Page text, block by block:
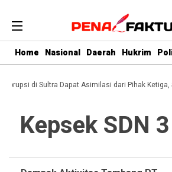
Home Nasional Daerah Hukrim
Korupsi di Sultra Dapat Asimilasi dari Pihak Ketiga,
Kepsek SDN